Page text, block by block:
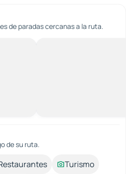
de paradas cercanas a la ruta.
de su ruta.
Turismo